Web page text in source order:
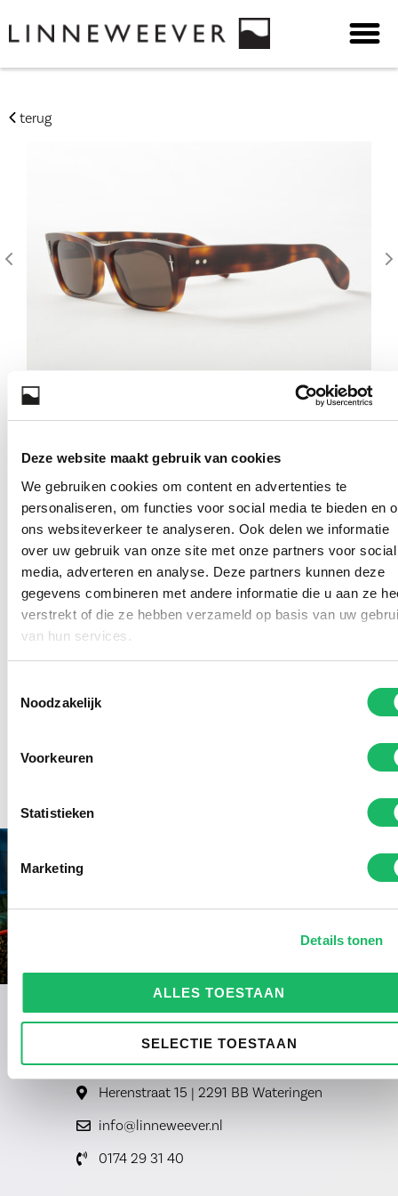
Deze website maakt gebruik van cookies
We gebruiken cookies om content en advertenties te
personaliseren, om functies voor social media te bieden en
ons websiteverkeer te analyseren. Ook delen we informatie
over uw gebruik van onze site met onze partners voor social
media, adverteren en analyse. Deze partners kunnen deze
gegevens combineren met andere informatie die u aan ze
verstrekt of die ze hebben verzameld op basis van uw
van hun services.
Noodzakelijk
Voorkeuren
Statistieken
Marketing
Details tonen
ALLES TOESTAAN
SELECTIE TOESTAAN
terug
Kom deze (zonne)brillen
passen in onze winkel
Herenstraat 15 | 2291 BB Wateringen
info@linneweever.nl
0174 29 31 40